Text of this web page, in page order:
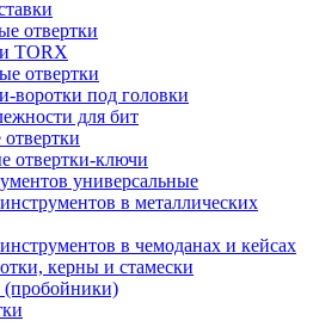
отвертки
TORX
отвертки
воротки под головки
для бит
отвертки-ключи
универсальные
в металлических
в чемоданах и кейсах
керны и стамески
(пробойники)